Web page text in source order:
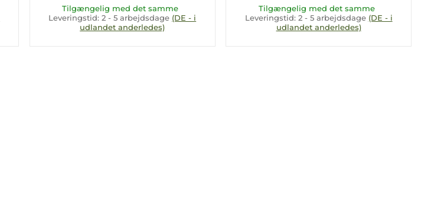
Tilgængelig med det samme
Leveringstid:2 - 5 arbejdsdage (DE - i
udlandet anderledes)
Tilgængelig med det samme
Leveringstid: 2 - 5 arbejdsdage (DE - i
udlandet anderledes)